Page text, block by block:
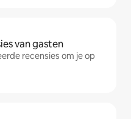
van gasten
recensies om je op